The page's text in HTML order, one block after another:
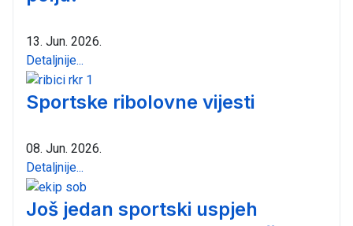
13. Jun. 2026.
Detaljnije...
Sportske ribolovne vijesti
08. Jun. 2026.
Detaljnije...
Još jedan sportski uspjeh